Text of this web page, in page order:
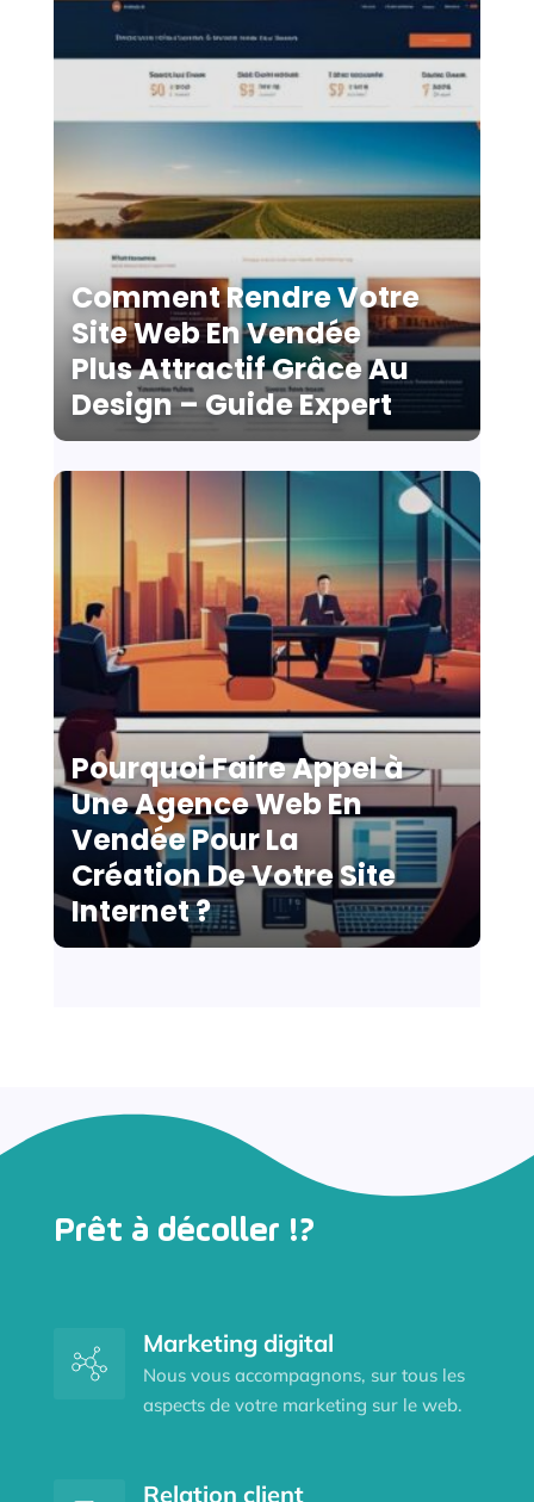
Comment Rendre Votre
Site Web En Vendée
Plus Attractif Grâce Au
Design – Guide Expert
Pourquoi Faire Appel à
Une Agence Web En
Vendée Pour La
Création De Votre Site
Internet ?
Prêt à décoller !?
Marketing digital
Nous vous accompagnons, sur tous les
aspects de votre marketing sur le web.
Relation client